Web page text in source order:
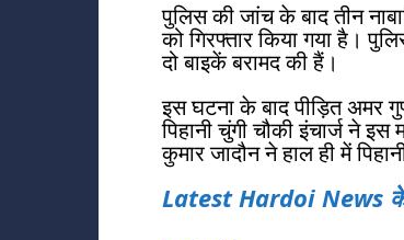
पुलिस की जांच के बाद तीन
को गिरफ्तार किया गया है।
दो बाइकें बरामद की हैं।
इस घटना के बाद पीड़ित अमर
पिहानी चुंगी चौकी इंचार्ज ने
कुमार जादौन ने हाल ही में
Latest Hardoi News के